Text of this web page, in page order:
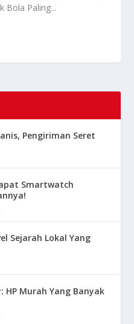
Bola Paling...
Pengiriman Seret
Smartwatch
Sejarah Lokal Yang
HP Murah Yang Banyak